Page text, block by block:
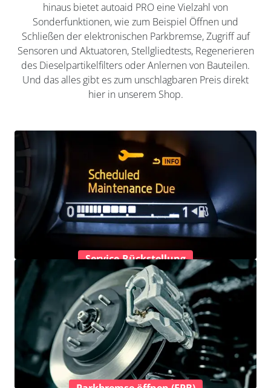
hinaus bietet autoaid PRO eine Vielzahl von
Sonderfunktionen, wie zum Beispiel Öffnen und
Schließen der elektronischen Parkbremse, Zugriff auf
Sensoren und Aktuatoren, Stellgliedtests, Regenerieren
des Dieselpartikelfilters oder Anlernen von Bauteilen.
Und das alles gibt es zum unschlagbaren Preis direkt
hier in unserem Shop.
Service-Rückstellung